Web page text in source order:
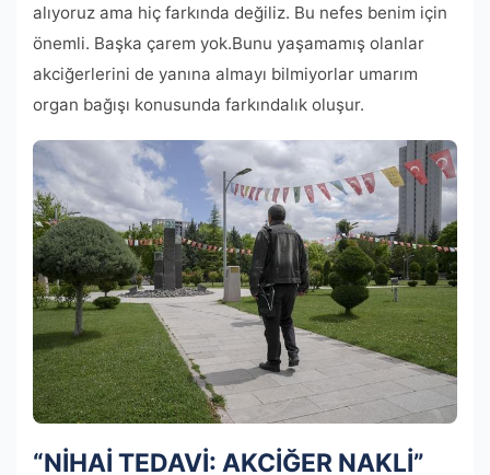
alıyoruz ama hiç farkında değiliz. Bu nefes benim için
önemli. Başka çarem yok.Bunu yaşamamış olanlar
akciğerlerini de yanına almayı bilmiyorlar umarım
organ bağışı konusunda farkındalık oluşur.
“NİHAİ TEDAVİ: AKCİĞER NAKLİ”